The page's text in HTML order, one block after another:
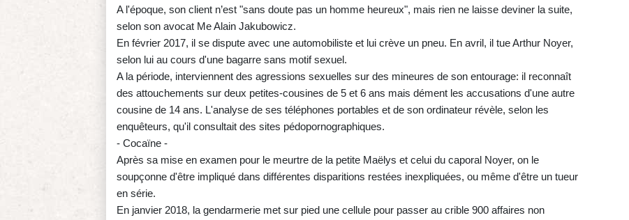
A l'époque, son client n’est "sans doute pas un homme heureux", mais rien ne laisse deviner la suite,
selon son avocat Me Alain Jakubowicz.
En février 2017, il se dispute avec une automobiliste et lui crève un pneu. En avril, il tue Arthur Noyer,
selon lui au cours d'une bagarre sans motif sexuel.
A la période, interviennent des agressions sexuelles sur des mineures de son entourage: il reconnaît
des attouchements sur deux petites-cousines de 5 et 6 ans mais dément les accusations d'une autre
cousine de 14 ans. L'analyse de ses téléphones portables et de son ordinateur révèle, selon les
enquêteurs, qu'il consultait des sites pédopornographiques.
- Cocaïne -
Après sa mise en examen pour le meurtre de la petite Maëlys et celui du caporal Noyer, on le
soupçonne d'être impliqué dans différentes disparitions restées inexpliquées, ou même d'être un tueur
en série.
En janvier 2018, la gendarmerie met sur pied une cellule pour passer au crible 900 affaires non